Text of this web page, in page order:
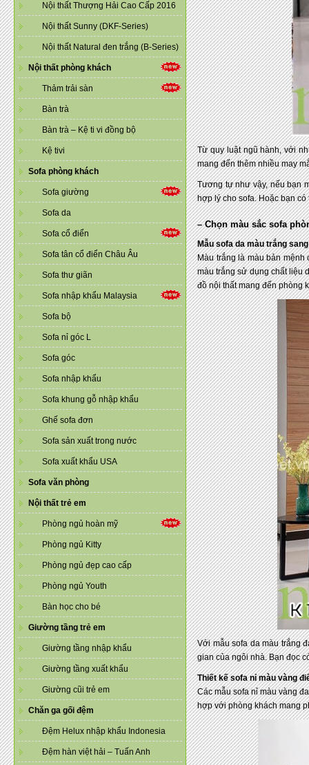
Nội thất Thượng Hải Cao Cấp 2016
Nội thất Sunny (DKF-Series)
Nội thất Natural đen trắng (B-Series)
Nội thất phòng khách
Thảm trải sàn
Bàn trà
Bàn trà – Kệ ti vi đồng bộ
Kệ tivi
Sofa phòng khách
Sofa giường
Sofa da
Sofa cổ điển
Sofa tân cổ điển Châu Âu
Sofa thư giãn
Sofa nhập khẩu Malaysia
Sofa bộ
Sofa nỉ góc L
Sofa góc
Sofa nhập khẩu
Sofa khung gỗ nhập khẩu
Ghế sofa đơn
Sofa sản xuất trong nước
Sofa xuất khẩu USA
Sofa văn phòng
Nội thất trẻ em
Phòng ngủ hoàn mỹ
Phòng ngủ Kitty
Phòng ngủ đẹp cao cấp
Phòng ngủ Youth
Bàn học cho bé
Giường tầng trẻ em
Giường tầng nhập khẩu
Giường tầng xuất khẩu
Giường cũi trẻ em
Chăn ga gối đệm
Đệm Helux nhập khẩu Indonesia
Đệm hàn việt hải – Tuấn Anh
Từ quy luật ngũ hành, với
mang đến thêm nhiều may
Tương tự như vậy, nếu bạn
hợp lý cho sofa. Hoặc bạn
– Chọn màu sắc sofa
Mẫu sofa da màu trắng
Màu trắng là màu bản
màu trắng sử dụng chất liệu
đồ nội thất mang đến phòng
Với mẫu sofa da màu trắng
gian của ngôi nhà. Bạn đọc
Thiết kế sofa nỉ màu vàng
Các mẫu sofa nỉ màu vàng
hợp với phòng khách mang